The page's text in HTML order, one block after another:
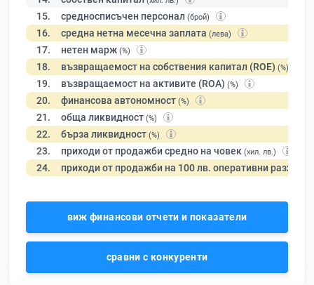
15. средносписъчен персонал (брой)
16. средна нетна месечна заплата (лева)
17. нетен марж (%)
18. възвращаемост на собствения капитал (ROE) (%)
19. възвращаемост на активите (ROA) (%)
20. финансова автономност (%)
21. обща ликвидност (%)
22. бърза ликвидност (%)
23. приходи от продажби средно на човек (хил. лв.)
24. приходи от продажби на 100 лв. оперативни разходи
виж финансови отчети и показатели
сравни с конкуренти